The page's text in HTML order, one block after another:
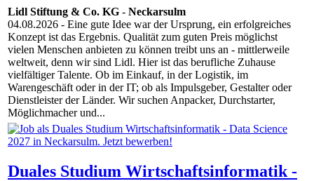
Lidl Stiftung & Co. KG - Neckarsulm
04.08.2026 - Eine gute Idee war der Ursprung, ein erfolgreiches
Konzept ist das Ergebnis. Qualität zum guten Preis möglichst
vielen Menschen anbieten zu können treibt uns an - mittlerweile
weltweit, denn wir sind Lidl. Hier ist das berufliche Zuhause
vielfältiger Talente. Ob im Einkauf, in der Logistik, im
Warengeschäft oder in der IT; ob als Impulsgeber, Gestalter oder
Dienstleister der Länder. Wir suchen Anpacker, Durchstarter,
Möglichmacher und...
Duales Studium Wirtschaftsinformatik -